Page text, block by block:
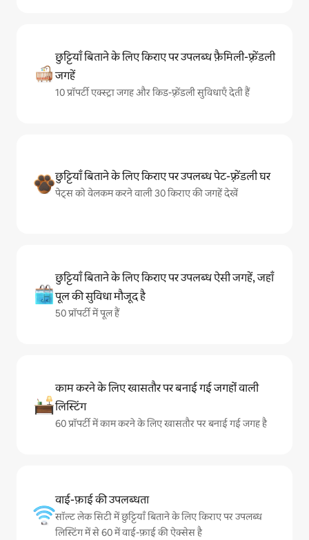
छुट्टियाँ बिताने के लिए किराए पर उपलब्ध फ़ैमिली-फ़्रेंडली
जगहें
10 प्रॉपर्टी एक्स्ट्रा जगह और किड-फ़्रेंडली सुविधाएँ देती हैं
छुट्टियाँ बिताने के लिए किराए पर उपलब्ध पेट-फ़्रेंडली घर
पेट्स को वेलकम करने वाली 30 किराए की जगहें देखें
छुट्टियाँ बिताने के लिए किराए पर उपलब्ध ऐसी जगहें, जहाँ
पूल की सुविधा मौजूद है
50 प्रॉपर्टी में पूल हैं
काम करने के लिए खासतौर पर बनाई गई जगहों वाली
लिस्टिंग
60 प्रॉपर्टी में काम करने के लिए खासतौर पर बनाई गई जगह है
वाई-फ़ाई की उपलब्धता
सॉल्ट लेक सिटी में छुट्टियाँ बिताने के लिए किराए पर उपलब्ध
लिस्टिंग में से 60 में वाई-फ़ाई की ऐक्सेस है